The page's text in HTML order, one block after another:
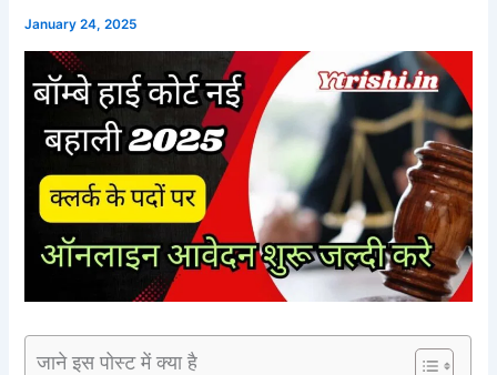
January 24, 2025
जाने इस पोस्ट में क्या है